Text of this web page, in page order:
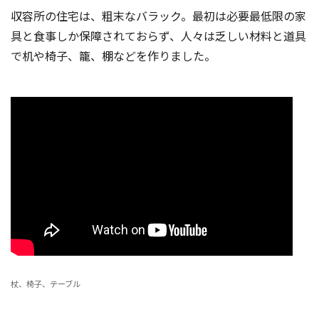
収容所の住宅は、粗末なバラック。最初は必要最低限の家
具と食事しか保障されておらず、人々は乏しい材料と道具
で机や椅子、籠、棚などを作りました。
杖、椅子、テーブル